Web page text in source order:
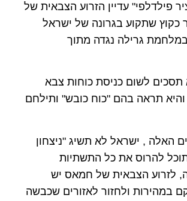
פילדלפי" עדיין הזרוע הצבאית של
שתקוע בגרונה של ישראל
גרילה נגדה מתוך
לשום כניסת כוחות צבא
והיא תראה בהם "כוח כובש" ותילחם
האלה , ישראל לא תשיג "ניצחון
להרוס את כל התשתיות
לזרוע הצבאית של חמאס יש
במהירות ולחזור לאזורים שכבשה